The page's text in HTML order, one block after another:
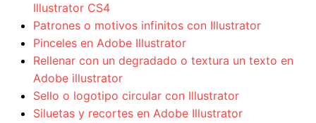
Illustrator CS4
Patrones o motivos infinitos con Illustrator
Pinceles en Adobe Illustrator
Rellenar con un degradado o textura un texto en
Adobe illustrator
Sello o logotipo circular con Illustrator
Siluetas y recortes en Adobe Illustrator